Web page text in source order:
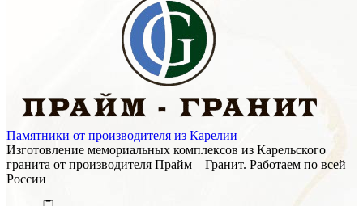
Памятники от производителя из Карелии
Изготовление мемориальных комплексов из Карельского
гранита от производителя Прайм – Гранит. Работаем по всей
России